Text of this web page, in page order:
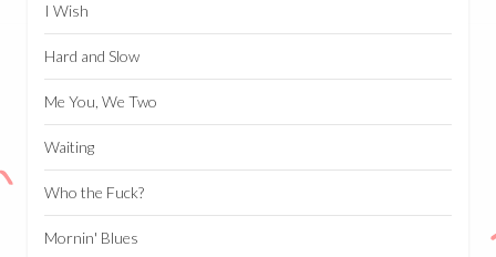
I Wish
Hard and Slow
Me You, We Two
Waiting
Who the Fuck?
Mornin' Blues